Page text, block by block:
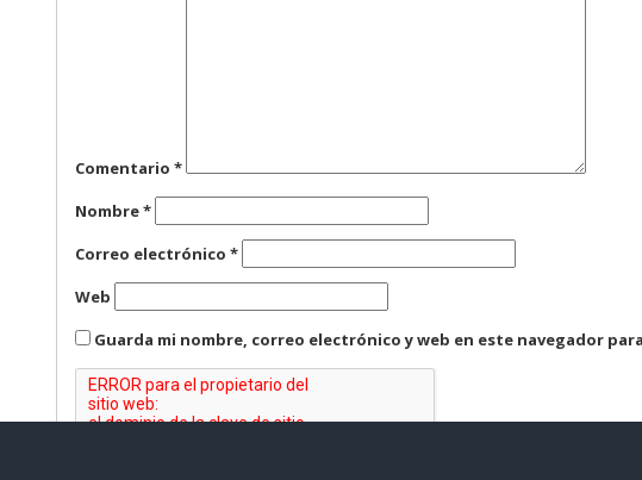
Comentario*
Nombre*
Correo electrónico*
Web
Guarda mi nombre, correo electrónico y web en este navegador